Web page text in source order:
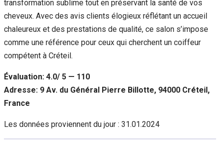
transformation sublime tout en préservant la santé de vos
cheveux. Avec des avis clients élogieux réflétant un accueil
chaleureux et des prestations de qualité, ce salon s’impose
comme une référence pour ceux qui cherchent un coiffeur
compétent à Créteil.
Évaluation: 4.0/ 5 — 110
Adresse: 9 Av. du Général Pierre Billotte, 94000 Créteil,
France
Les données proviennent du jour : 31.01.2024